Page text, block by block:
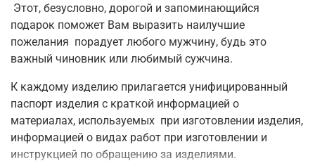
Этот, безусловно, дорогой и запоминающийся
подарок поможет Вам выразить наилучшие
пожелания порадует любого мужчину, будь это
важный чиновник или любимый сужчина.
К каждому изделию прилагается унифицированный
паспорт изделия с краткой информацией о
материалах, используемых при изготовлении изделия,
информацией о видах работ при изготовлении и
инструкцией по обращению за изделиями.